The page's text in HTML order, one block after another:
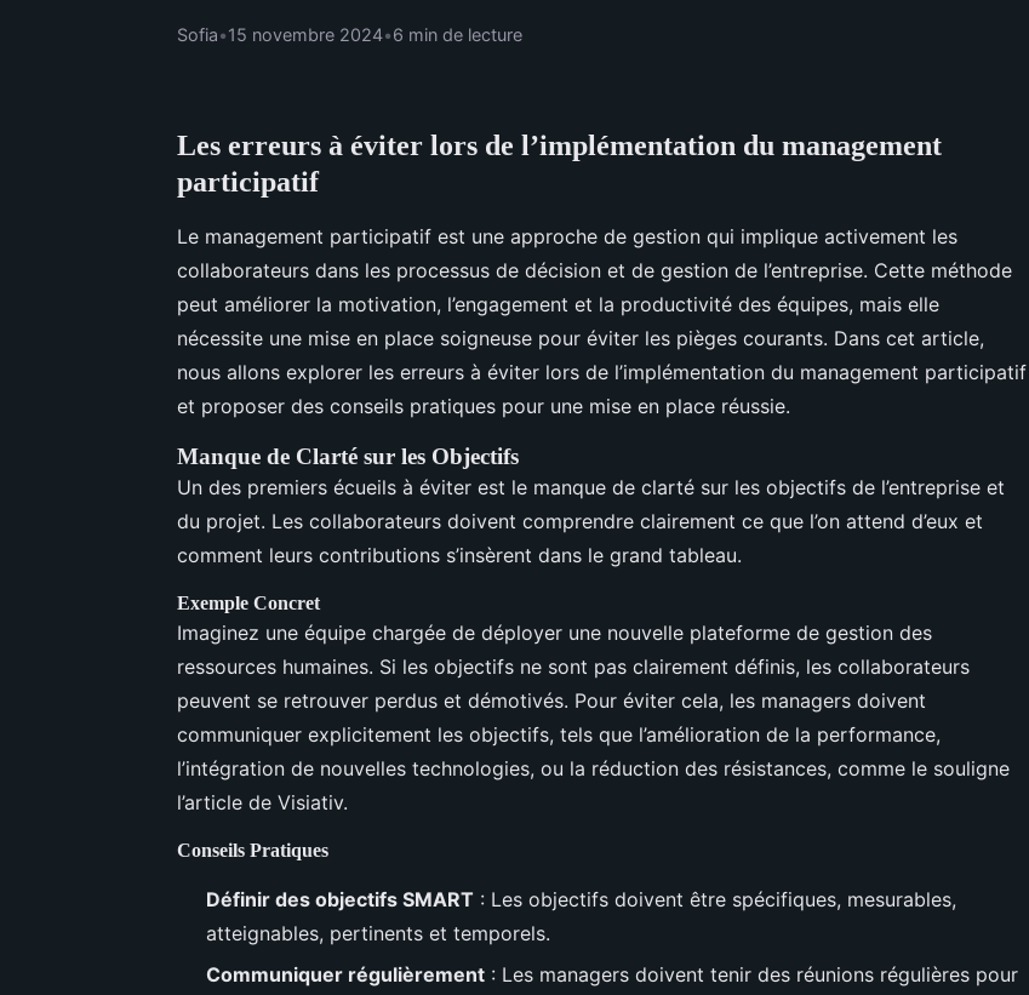
Sofia•15 novembre 2024•6 min de lecture
Les erreurs à éviter lors de l’implémentation du management
participatif
Le management participatif est une approche de gestion qui implique activement les
collaborateurs dans les processus de décision et de gestion de l’entreprise. Cette méthode
peut améliorer la motivation, l’engagement et la productivité des équipes, mais elle
nécessite une mise en place soigneuse pour éviter les pièges courants. Dans cet article,
nous allons explorer les erreurs à éviter lors de l’implémentation du management participatif
et proposer des conseils pratiques pour une mise en place réussie.
Manque de Clarté sur les Objectifs
Un des premiers écueils à éviter est le manque de clarté sur les objectifs de l’entreprise et
du projet. Les collaborateurs doivent comprendre clairement ce que l’on attend d’eux et
comment leurs contributions s’insèrent dans le grand tableau.
Exemple Concret
Imaginez une équipe chargée de déployer une nouvelle plateforme de gestion des
ressources humaines. Si les objectifs ne sont pas clairement définis, les collaborateurs
peuvent se retrouver perdus et démotivés. Pour éviter cela, les managers doivent
communiquer explicitement les objectifs, tels que l’amélioration de la performance,
l’intégration de nouvelles technologies, ou la réduction des résistances, comme le souligne
l’article de Visiativ.
Conseils Pratiques
Définir des objectifs SMART : Les objectifs doivent être spécifiques, mesurables,
atteignables, pertinents et temporels.
Communiquer régulièrement : Les managers doivent tenir des réunions régulières pour